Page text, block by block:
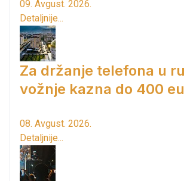
09. Avgust. 2026.
Detaljnije...
Za držanje telefona u
vožnje kazna do 400
08. Avgust. 2026.
Detaljnije...